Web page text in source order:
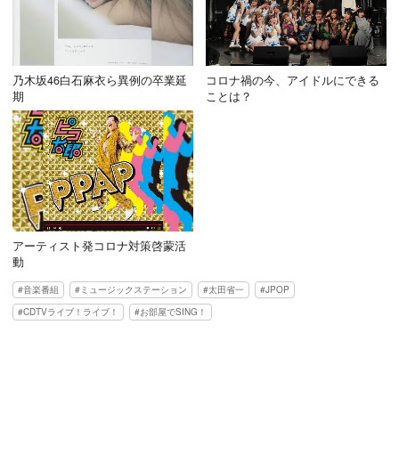
乃木坂46白石麻衣ら異例の卒業延
期
コロナ禍の今、アイドルにできる
ことは？
アーティスト発コロナ対策啓蒙活
動
音楽番組 ミュージックステーション 太田省一
JPOP
CDTVライブ！ライブ！
お部屋でSING！